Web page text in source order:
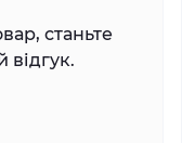
станьте
відгук.